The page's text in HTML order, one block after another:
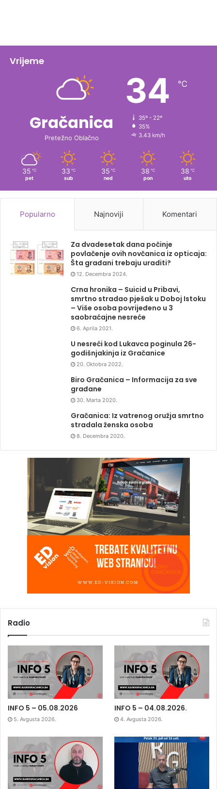
Vrijeme
Gračanica
Pretežno Oblačno
34 ℃
35º - 22º
35%
3.43 km/h
35 ℃
pet
33 ℃
sub
35 ℃
ned
38 ℃
pon
38 ℃
uto
Popularno Najnoviji Komentari
Za dvadesetak dana počinje
povlačenje ovih novčanica iz opticaja:
Šta građani trebaju uraditi?
12. Decembra 2024.
Crna hronika – Suicid u Pribavi,
smrtno stradao pješak u Doboj Istoku
– Više osoba povrijeđeno u 3
saobraćajne nesreće
6. Aprila 2021.
U nesreći kod Lukavca poginula 26-
godišnjakinja iz Gračanice
20. Oktobra 2022.
Biro Gračanica – Informacija za sve
građane
30. Marta 2020.
Gračanica: Iz vatrenog oružja smrtno
stradala ženska osoba
8. Decembra 2020.
Radio
INFO 5 – 05.08.2026
5. Avgusta 2026.
INFO 5 – 04.08.2026.
4. Avgusta 2026.